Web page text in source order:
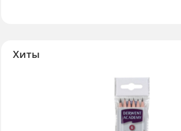
Хиты